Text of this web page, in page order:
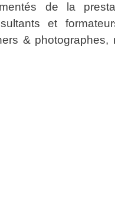
de la
et
& photographes,